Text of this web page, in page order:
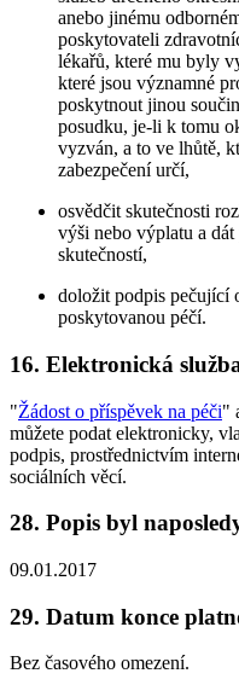
anebo jinému
poskytovateli
lékařů, které mu byly
které jsou významné
poskytnout jinou
posudku, je-li k tomu
vyzván, a to ve lhůtě,
zabezpečení určí,
osvědčit skutečnosti
výši nebo výplatu a
skutečností,
doložit podpis pečující
poskytovanou péčí.
16. Elektronická
"Žádost o příspěvek na péči"
můžete podat elektronicky,
podpis, prostřednictvím
sociálních věcí.
28. Popis byl
09.01.2017
29. Datum konce
Bez časového omezení.